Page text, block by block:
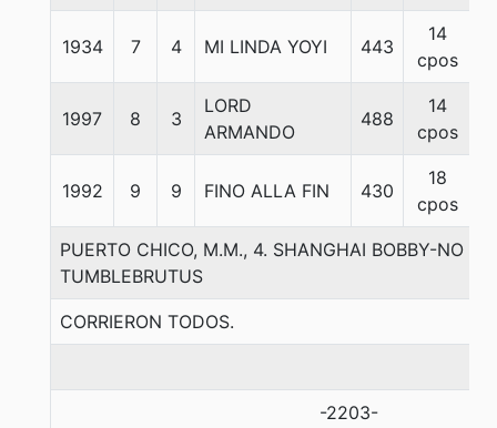
1934 7 4 MI LINDA YOYI 443
14
cpos
1997 8 3
LORD
ARMANDO
488
14
cpos
1992 9 9 FINO ALLA FIN 430
18
cpos
PUERTO CHICO, M.M., 4. SHANGHAI BOBBY-NO
TUMBLEBRUTUS
CORRIERON TODOS.
-2203-